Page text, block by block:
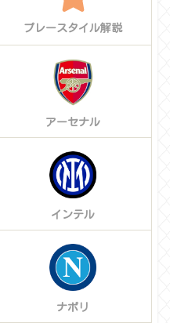
プレースタイル解説
アーセナル
インテル
ナポリ